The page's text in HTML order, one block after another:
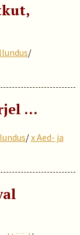
/
…
/x Aed- ja